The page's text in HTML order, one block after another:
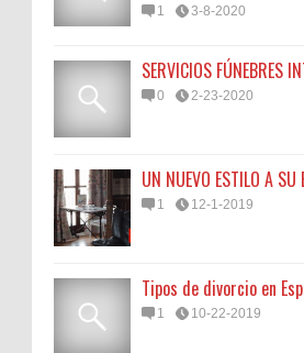
1 3-8-2020
SERVICIOS FÚNEBRES
0 2-23-2020
UN NUEVO ESTILO A
1 12-1-2019
Tipos de divorcio en
1 10-22-2019